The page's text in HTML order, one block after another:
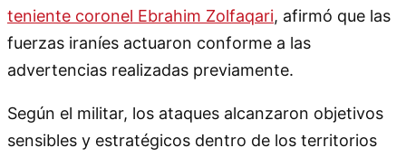
teniente coronel Ebrahim Zolfaqari, afirmó que las
fuerzas iraníes actuaron conforme a las
advertencias realizadas previamente.
Según el militar, los ataques alcanzaron objetivos
sensibles y estratégicos dentro de los territorios